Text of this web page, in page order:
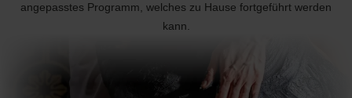
angepasstes Programm, welches zu Hause fortgeführt werden
kann.